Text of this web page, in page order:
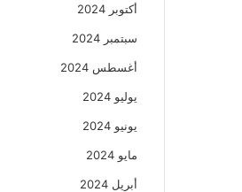
أكتوبر 2024
سبتمبر 2024
أغسطس 2024
يوليو 2024
يونيو 2024
مايو 2024
أبريل 2024